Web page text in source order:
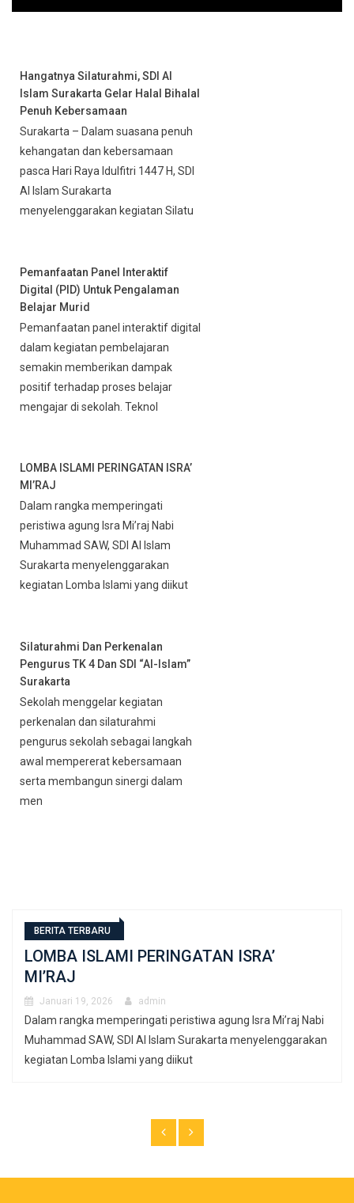
Hangatnya Silaturahmi, SDI Al
Islam Surakarta Gelar Halal Bihalal
Penuh Kebersamaan
Surakarta – Dalam suasana penuh
kehangatan dan kebersamaan
pasca Hari Raya Idulfitri 1447 H, SDI
Al Islam Surakarta
menyelenggarakan kegiatan Silatu
Pemanfaatan Panel Interaktif
Digital (PID) Untuk Pengalaman
Belajar Murid
Pemanfaatan panel interaktif digital
dalam kegiatan pembelajaran
semakin memberikan dampak
positif terhadap proses belajar
mengajar di sekolah. Teknol
LOMBA ISLAMI PERINGATAN ISRA’
MI’RAJ
Dalam rangka memperingati
peristiwa agung Isra Mi’raj Nabi
Muhammad SAW, SDI Al Islam
Surakarta menyelenggarakan
kegiatan Lomba Islami yang diikut
Silaturahmi Dan Perkenalan
Pengurus TK 4 Dan SDI “Al-Islam”
Surakarta
Sekolah menggelar kegiatan
perkenalan dan silaturahmi
pengurus sekolah sebagai langkah
awal mempererat kebersamaan
serta membangun sinergi dalam
men
BERITA TERBARU
LOMBA ISLAMI PERINGATAN ISRA’
MI’RAJ
Januari 19, 2026 admin
Dalam rangka memperingati peristiwa agung Isra Mi’raj Nabi
Muhammad SAW, SDI Al Islam Surakarta menyelenggarakan
kegiatan Lomba Islami yang diikut